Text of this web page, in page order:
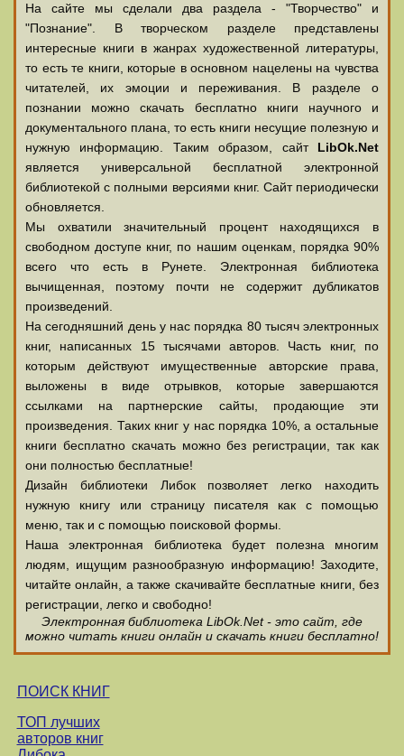
На сайте мы сделали два раздела - "Творчество" и
"Познание". В творческом разделе представлены
интересные книги в жанрах художественной литературы,
то есть те книги, которые в основном нацелены на чувства
читателей, их эмоции и переживания. В разделе о
познании можно скачать бесплатно книги научного и
документального плана, то есть книги несущие полезную и
нужную информацию. Таким образом, сайт LibOk.Net
является универсальной бесплатной электронной
библиотекой с полными версиями книг. Сайт периодически
обновляется.
Мы охватили значительный процент находящихся в
свободном доступе книг, по нашим оценкам, порядка 90%
всего что есть в Рунете. Электронная библиотека
вычищенная, поэтому почти не содержит дубликатов
произведений.
На сегодняшний день у нас порядка 80 тысяч электронных
книг, написанных 15 тысячами авторов. Часть книг, по
которым действуют имущественные авторские права,
выложены в виде отрывков, которые завершаются
ссылками на партнерские сайты, продающие эти
произведения. Таких книг у нас порядка 10%, а остальные
книги бесплатно скачать можно без регистрации, так как
они полностью бесплатные!
Дизайн библиотеки Либок позволяет легко находить
нужную книгу или страницу писателя как с помощью
меню, так и с помощью поисковой формы.
Наша электронная библиотека будет полезна многим
людям, ищущим разнообразную информацию! Заходите,
читайте онлайн, а также скачивайте бесплатные книги, без
регистрации, легко и свободно!
Электронная библиотека LibOk.Net - это сайт, где
можно читать книги онлайн и скачать книги бесплатно!
ПОИСК КНИГ
ТОП лучших
авторов книг